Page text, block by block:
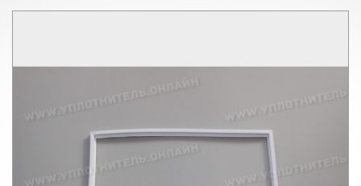
Вы здесь